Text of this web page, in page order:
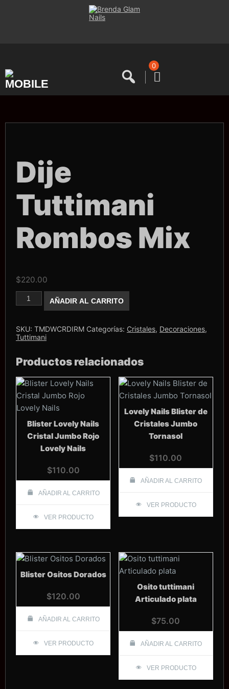
0
Dije
Tuttimani
Rombos Mix
$220.00
Dije
Tuttimani
cantidad
AÑADIR AL CARRITO
SKU: TMDWCRDIRM Categorías: Cristales, Decoraciones,
Tuttimani
Productos relacionados
Blister Lovely Nails
Cristal Jumbo Rojo
Lovely Nails
$110.00
AÑADIR AL CARRITO
VER PRODUCTO
Lovely Nails Blister de
Cristales Jumbo
Tornasol
$110.00
AÑADIR AL CARRITO
VER PRODUCTO
Blister Ositos Dorados
$120.00
AÑADIR AL CARRITO
VER PRODUCTO
Osito tuttimani
Articulado plata
$75.00
AÑADIR AL CARRITO
VER PRODUCTO